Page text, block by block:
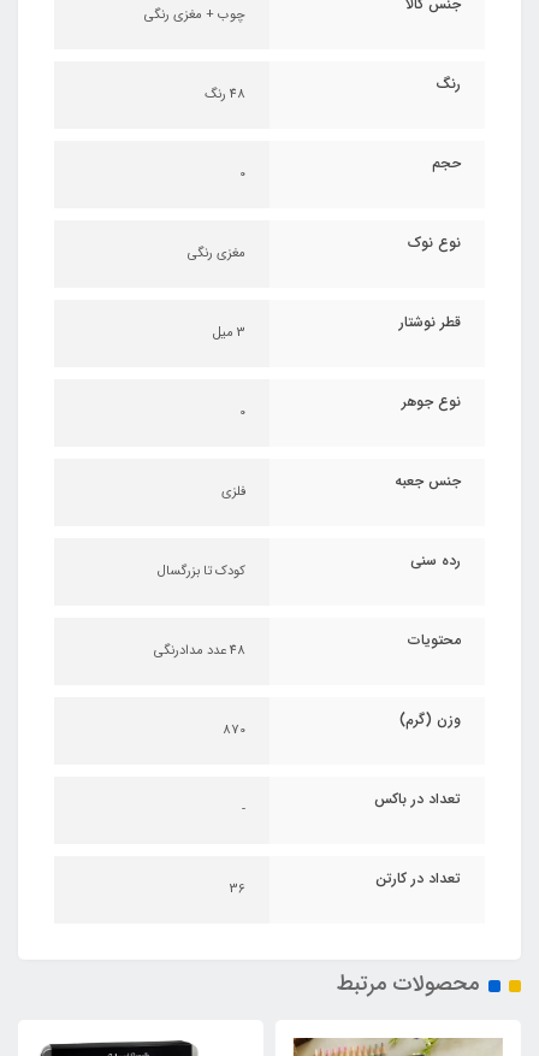
چوب + مغزی رنگی
رنگ 48 رنگ
حجم 0
نوع نوک مغزی رنگی
قطر نوشتار 3 میل
نوع جوهر 0
جنس جعبه فلزی
رده سنی کودک تا بزرگسال
محتویات 48 عدد مدادرنگی
وزن (گرم) 870
تعداد در باکس -
تعداد در کارتن 36
محصولات مرتبط